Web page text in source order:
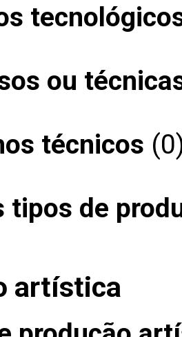
ou
técnicos
tipos de
artística